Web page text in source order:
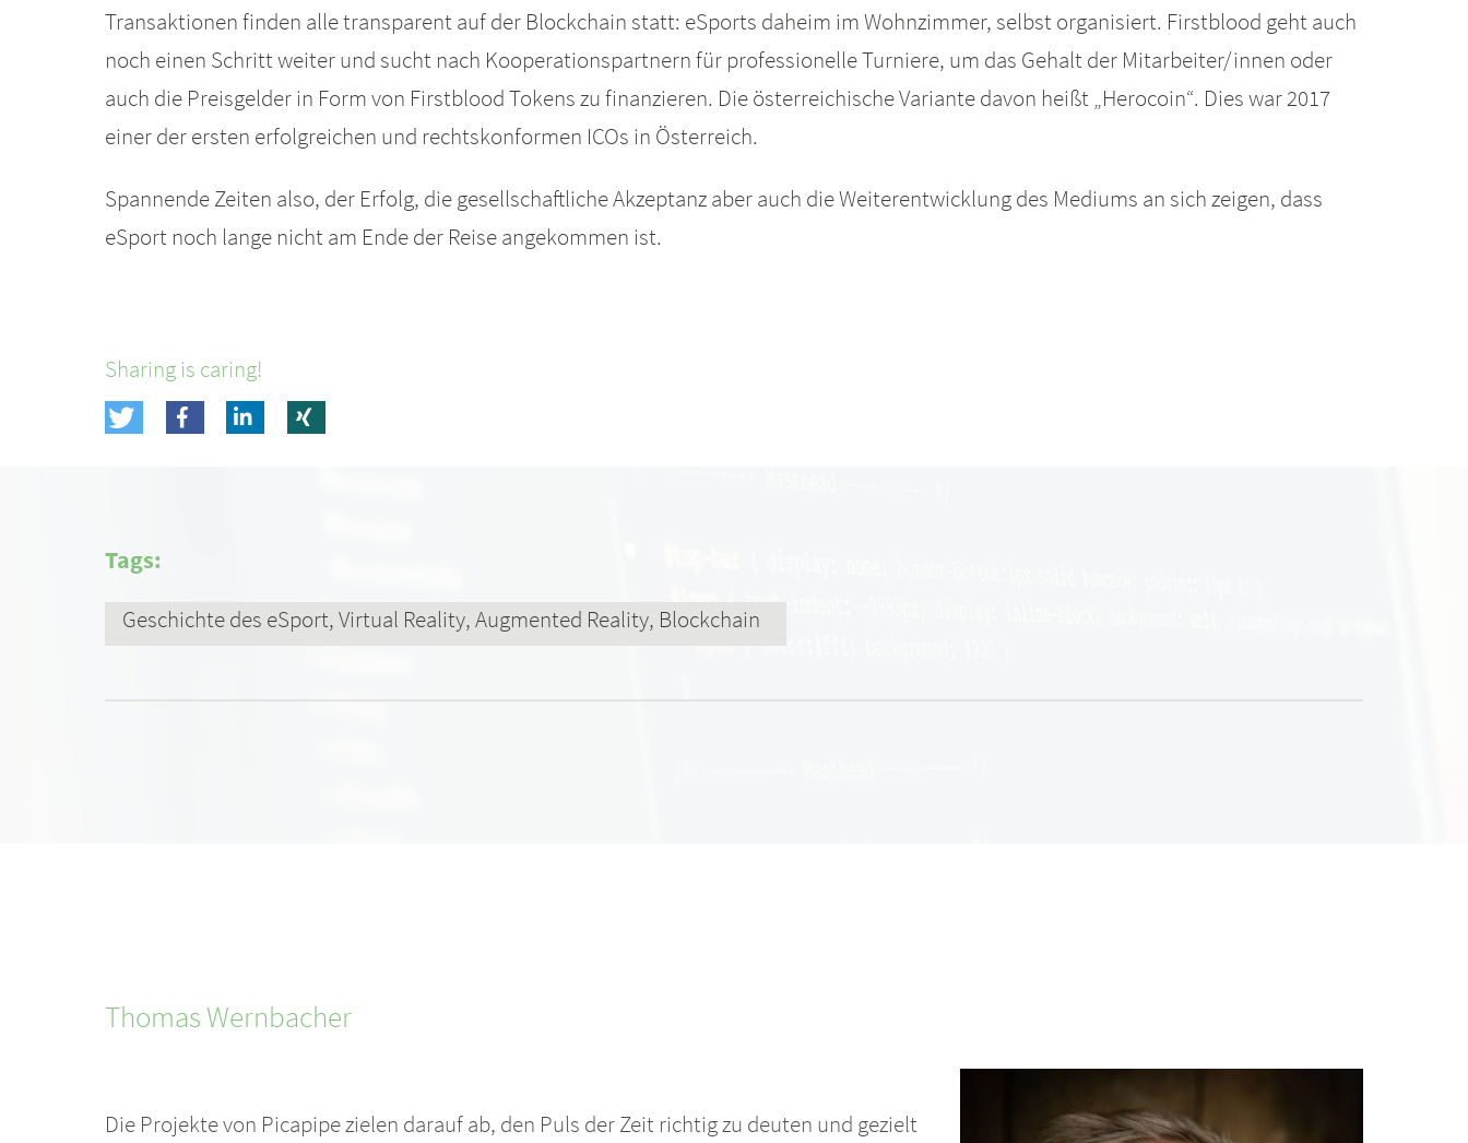
Transaktionen finden alle transparent auf der Blockchain statt: eSports daheim im Wohnzimmer, selbst organisiert. Firstblood geht auch
noch einen Schritt weiter und sucht nach Kooperationspartnern für professionelle Turniere, um das Gehalt der Mitarbeiter/innen oder
auch die Preisgelder in Form von Firstblood Tokens zu finanzieren. Die österreichische Variante davon heißt „Herocoin“. Dies war 2017
einer der ersten erfolgreichen und rechtskonformen ICOs in Österreich.
Spannende Zeiten also, der Erfolg, die gesellschaftliche Akzeptanz aber auch die Weiterentwicklung des Mediums an sich zeigen, dass
eSport noch lange nicht am Ende der Reise angekommen ist.
Sharing is caring!
Tags:
Geschichte des eSport, Virtual Reality, Augmented Reality, Blockchain
Thomas Wernbacher
Die Projekte von Picapipe zielen darauf ab, den Puls der Zeit richtig zu deuten und gezielt